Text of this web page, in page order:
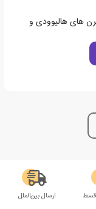
های هالیوودی و
ارسال بین‌الملل